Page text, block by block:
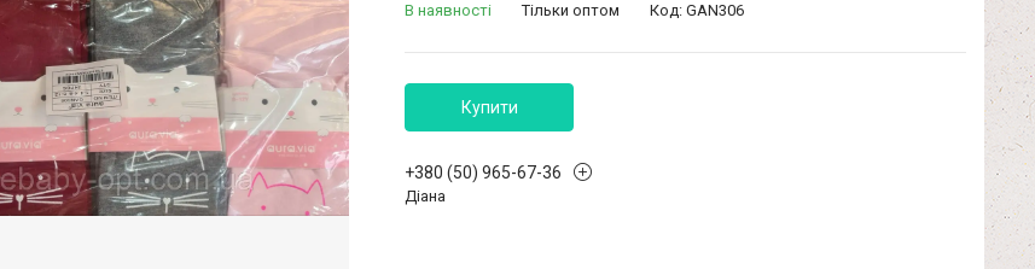
В наявності Тільки оптом Код: GАN306
Купити
+380 (50) 965-67-36
Діана